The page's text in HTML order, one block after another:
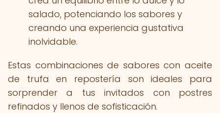
salado, potenciando los sabores y
creando una experiencia gustativa
inolvidable.
Estas combinaciones de sabores con aceite
de trufa en repostería son ideales para
sorprender a tus invitados con postres
refinados y llenos de sofisticación.